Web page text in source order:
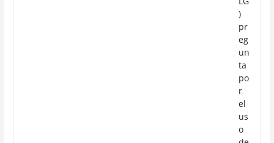
)
pr
eg
un
ta
po
r
el
us
o